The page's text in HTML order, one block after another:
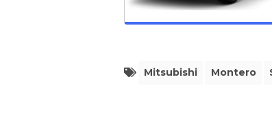
Mitsubishi Montero